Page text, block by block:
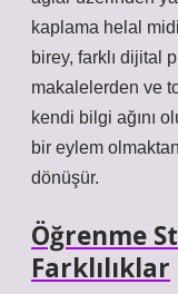
kaplama helal
birey, farklı dijital
makalelerden ve
kendi bilgi ağını
bir eylem
dönüşür.
Öğrenme
Farklılıklar